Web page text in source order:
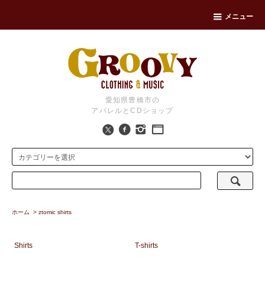
メニュー
愛知県豊橋市の
アパレルとCDショップ
ホーム > ztomic shirts
Shirts T-shirts